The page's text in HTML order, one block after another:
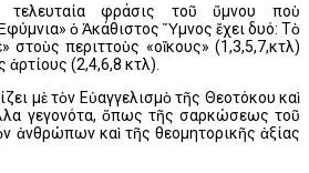
τελευταία φράσις τοῦ ὕμνου ποὺ
ὁ Ἀκάθιστος Ὕμνος ἔχει δυό: Τὸ
στοὺς περιττοὺς «οἴκους» (1,3,5,7,κτλ)
ἀρτίους (2,4,6,8 κτλ).
μὲ τὸν Εὐαγγελισμὸ τῆς Θεοτόκου καὶ
γεγονότα, ὅπως τῆς σαρκώσεως τοῦ
ἀνθρώπων καὶ τῆς θεομητορικῆς ἀξίας